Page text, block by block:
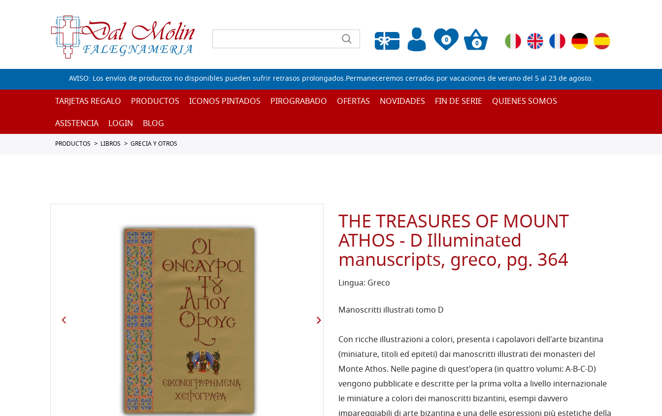
0
Lista de deseos vacía
0
AVISO: Los envíos de productos no disponibles pueden sufrir retrasos prolongados.Permaneceremos cerrados por vacaciones de verano del 5 al 23 de agosto.
TARJETAS REGALO PRODUCTOS ICONOS PINTADOS PIROGRABADO OFERTAS NOVIDADES FIN DE SERIE
QUIENES SOMOS
ASISTENCIA
LOGIN BLOG
PRODUCTOS LIBROS GRECIA Y OTROS
THE TREASURES OF MOUNT
ATHOS - D Illuminated
manuscripts, greco, pg. 364
Lingua: Greco
Manoscritti illustrati tomo D
Con ricche illustrazioni a colori, presenta i capolavori dell'arte bizantina
(miniature, titoli ed epiteti) dai manoscritti illustrati dei monasteri del
Monte Athos. Nelle pagine di quest'opera (in quattro volumi: A-B-C-D)
vengono pubblicate e descritte per la prima volta a livello internazionale
le miniature a colori dei manoscritti bizantini, esempi davvero